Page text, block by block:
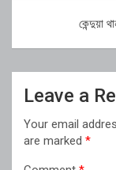
কেন্দুয়া
Leave a
Your email
are marked *